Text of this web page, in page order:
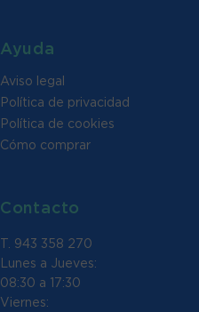
Ayuda
Aviso legal
Política de privacidad
Política de cookies
Cómo comprar
Contacto
T. 943 358 270
Lunes a Jueves:
08:30 a 17:30
Viernes: